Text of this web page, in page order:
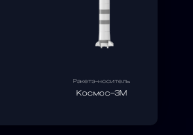
Ракета-носитель
Космос-3М